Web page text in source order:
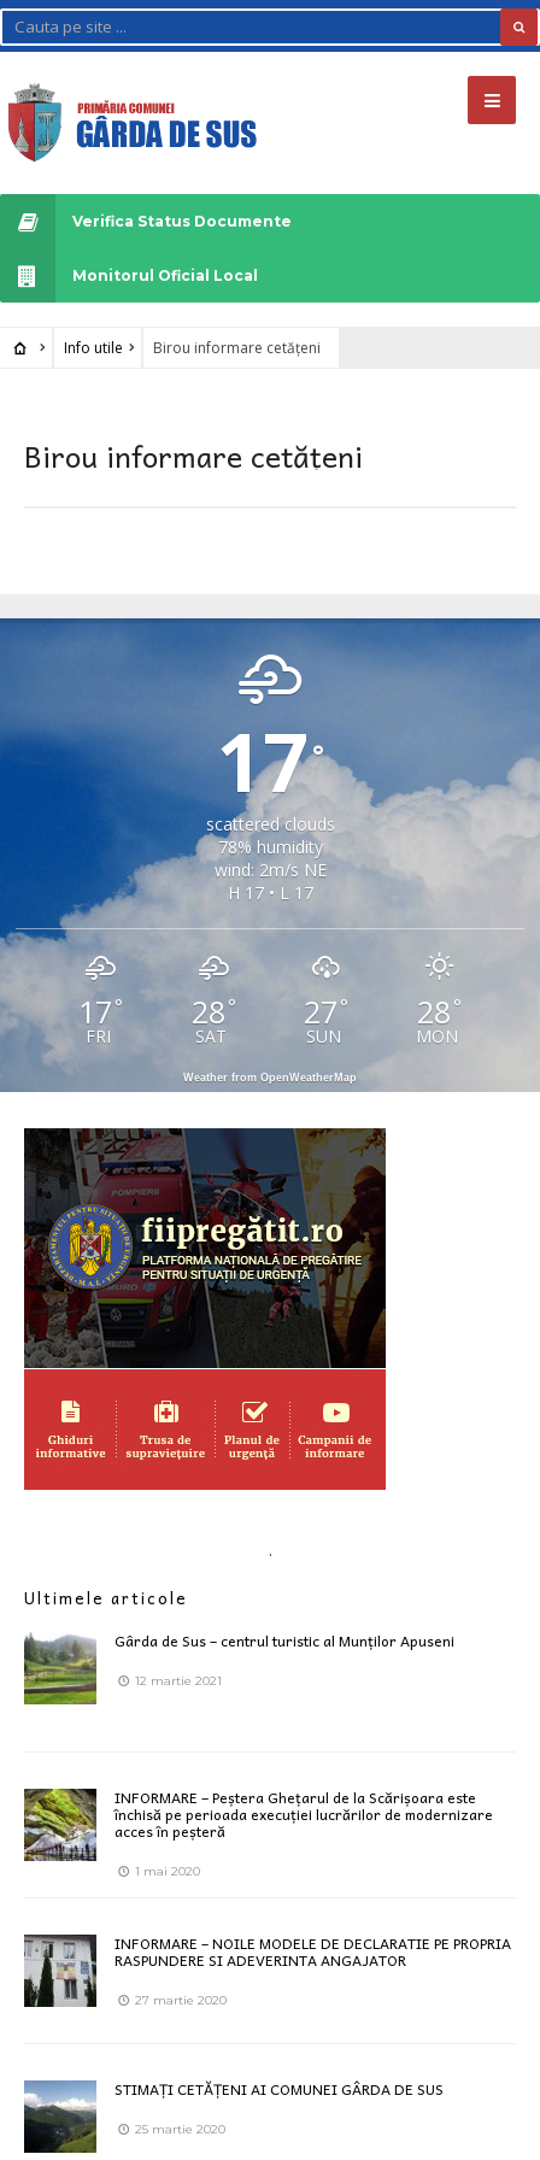
Verifica Status Documente
Monitorul Oficial Local
Info utile Birou informare cetățeni
Birou informare cetățeni
17°
scattered clouds
78% humidity
wind: 2m/s NE
H 17 • L 17
17 °
FRI
28 °
SAT
27 °
SUN
28 °
MON
Weather from OpenWeatherMap
.
Ultimele articole
Gârda de Sus – centrul turistic al Munților Apuseni
12 martie 2021
INFORMARE – Peștera Ghețarul de la Scărișoara este
închisă pe perioada execuției lucrărilor de modernizare
acces în peșteră
1 mai 2020
INFORMARE – NOILE MODELE DE DECLARATIE PE PROPRIA
RASPUNDERE SI ADEVERINTA ANGAJATOR
27 martie 2020
STIMAȚI CETĂȚENI AI COMUNEI GÂRDA DE SUS
25 martie 2020